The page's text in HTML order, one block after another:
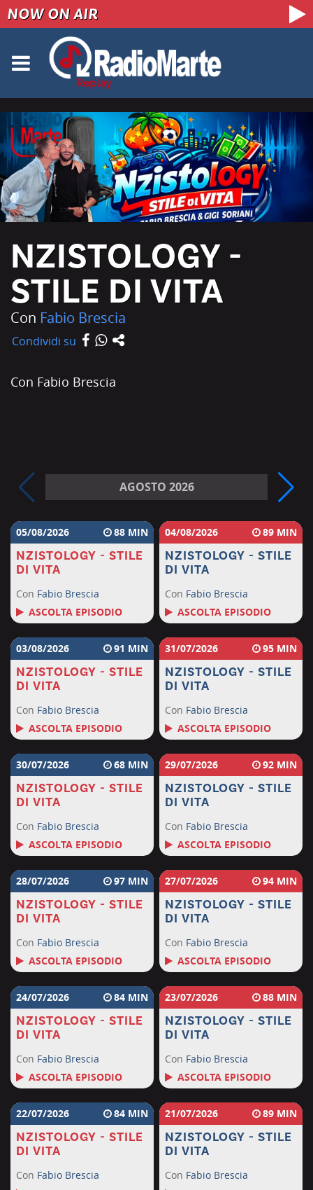
NOW ON AIR
NZISTOLOGY -
STILE DI VITA
Con Fabio Brescia
Condividi su
Con Fabio Brescia
AGOSTO 2026
05/08/2026 88
NZISTOLOGY - STILE
DI VITA
Con Fabio Brescia
ASCOLTA EPISODIO
04/08/2026 89
NZISTOLOGY - STILE
DI VITA
Con Fabio Brescia
ASCOLTA EPISODIO
03/08/2026 91
NZISTOLOGY - STILE
DI VITA
Con Fabio Brescia
ASCOLTA EPISODIO
31/07/2026 95
NZISTOLOGY - STILE
DI VITA
Con Fabio Brescia
ASCOLTA EPISODIO
30/07/2026 68
NZISTOLOGY - STILE
DI VITA
Con Fabio Brescia
ASCOLTA EPISODIO
29/07/2026 92
NZISTOLOGY - STILE
DI VITA
Con Fabio Brescia
ASCOLTA EPISODIO
28/07/2026 97
NZISTOLOGY - STILE
DI VITA
Con Fabio Brescia
ASCOLTA EPISODIO
27/07/2026 94
NZISTOLOGY - STILE
DI VITA
Con Fabio Brescia
ASCOLTA EPISODIO
24/07/2026 84
NZISTOLOGY - STILE
DI VITA
Con Fabio Brescia
ASCOLTA EPISODIO
23/07/2026 88
NZISTOLOGY - STILE
DI VITA
Con Fabio Brescia
ASCOLTA EPISODIO
22/07/2026 84
NZISTOLOGY - STILE
DI VITA
Con Fabio Brescia
21/07/2026 89
NZISTOLOGY - STILE
DI VITA
Con Fabio Brescia